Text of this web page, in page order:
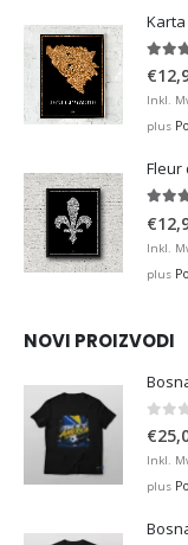
Karta
4.93
€
Inkl.
plus
Fleur
€
Inkl.
plus
NOVI PROIZVODI
0
€
Inkl.
plus